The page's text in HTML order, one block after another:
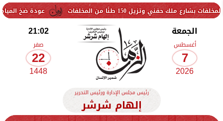
عودة ضخ المياه تدريجيًا 150 طنًا من المخلفات
الجمعة
أغسطس
7
2026
21:02
صفر
22
1448
رئيس مجلس الإدارة ورئيس التحرير
إلهام شرشر